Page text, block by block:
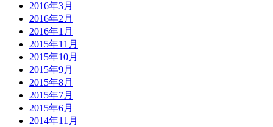
2016年3月
2016年2月
2016年1月
2015年11月
2015年10月
2015年9月
2015年8月
2015年7月
2015年6月
2014年11月